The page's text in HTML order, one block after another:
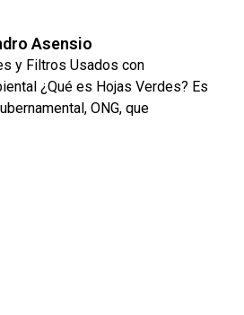
Asensio
y Filtros Usados con
¿Qué es Hojas Verdes? Es
ONG, que